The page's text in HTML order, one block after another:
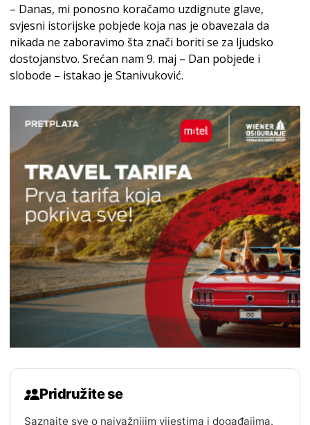
– Danas, mi ponosno koračamo uzdignute glave,
svjesni istorijske pobjede koja nas je obavezala da
nikada ne zaboravimo šta znači boriti se za ljudsko
dostojanstvo. Srećan nam 9. maj – Dan pobjede i
slobode – istakao je Stanivuković.
Pridružite se
Saznajte sve o najvažnijim vijestima i događajima.